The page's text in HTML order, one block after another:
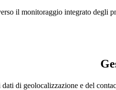
il monitoraggio integrato degli
di geolocalizzazione e del